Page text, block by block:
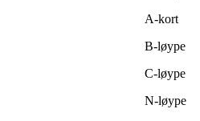
A-kort
B-løype
C-løype
N-løype